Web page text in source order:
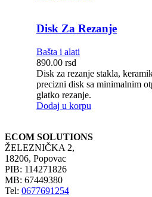
Disk Za Rezanje
Bašta i alati
890.00 rsd
Disk za rezanje stakla,
precizni disk sa minimalnim
glatko rezanje.
Dodaj u korpu
ECOM SOLUTIONS
ŽELEZNIČKA 2,
18206, Popovac
PIB: 114271826
MB: 67449380
Tel: 0677691254